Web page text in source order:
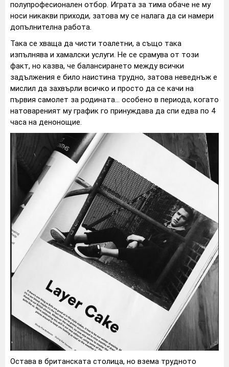
полупрофесионален отбор. Играта за тима обаче не му
носи никакви приходи, затова му се налага да си намери
допълнителна работа.
Така се хваща да чисти тоалетни, а също така
изпълнява и хамалски услуги. Не се срамува от този
факт, но казва, че балансирането между всички
задължения е било наистина трудно, затова неведнъж е
мислил да захвърли всичко и просто да се качи на
първия самолет за родината... особено в периода, когато
натовареният му график го принуждава да спи едва по 4
часа на денонощие.
Остава в британската столица, но взема трудното